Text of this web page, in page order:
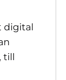
digital
till